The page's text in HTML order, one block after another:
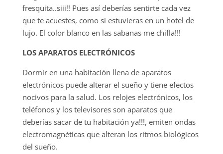
fresquita..siii!! Pues así deberías sentirte cada vez
que te acuestes, como si estuvieras en un hotel de
lujo. El color blanco en las sabanas me chifla!!!
LOS APARATOS ELECTRÓNICOS
Dormir en una habitación llena de aparatos
electrónicos puede alterar el sueño y tiene efectos
nocivos para la salud. Los relojes electrónicos, los
teléfonos y los televisores son aparatos que
deberías sacar de tu habitación ya!!!, emiten ondas
electromagnéticas que alteran los ritmos biológicos
del sueño.